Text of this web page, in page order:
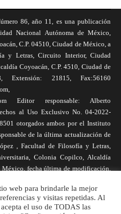
86, año 11, es una publicación
Nacional Autónoma de México,
C.P. 04510, Ciudad de México, a
y Letras, Circuito Interior, Ciudad
Coyoacán, C.P. 4510, Ciudad de
Extensión: 21815, Fax:56160
Editor responsable: Alberto
al Uso Exclusivo No. 04-2022-
otorgados ambos por el Instituto
de la última actualización de
, Facultad de Filosofía y Letras,
Colonia Copilco, Alcaldía
México, fecha última de modificación,
la revista, ni de Universidad Nacional
responsables de los contenidos de
web para brindarle la mejor
y visitas repetidas. Al
el uso de TODAS las